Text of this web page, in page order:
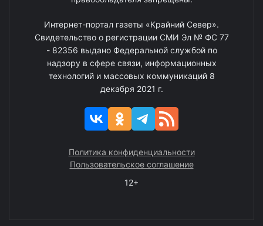
Интернет-портал газеты «Крайний Север».
Свидетельство о регистрации СМИ Эл № ФС 77
- 82356 выдано Федеральной службой по
надзору в сфере связи, информационных
технологий и массовых коммуникаций 8
декабря 2021 г.
Политика конфиденциальности
Пользовательское соглашение
12+